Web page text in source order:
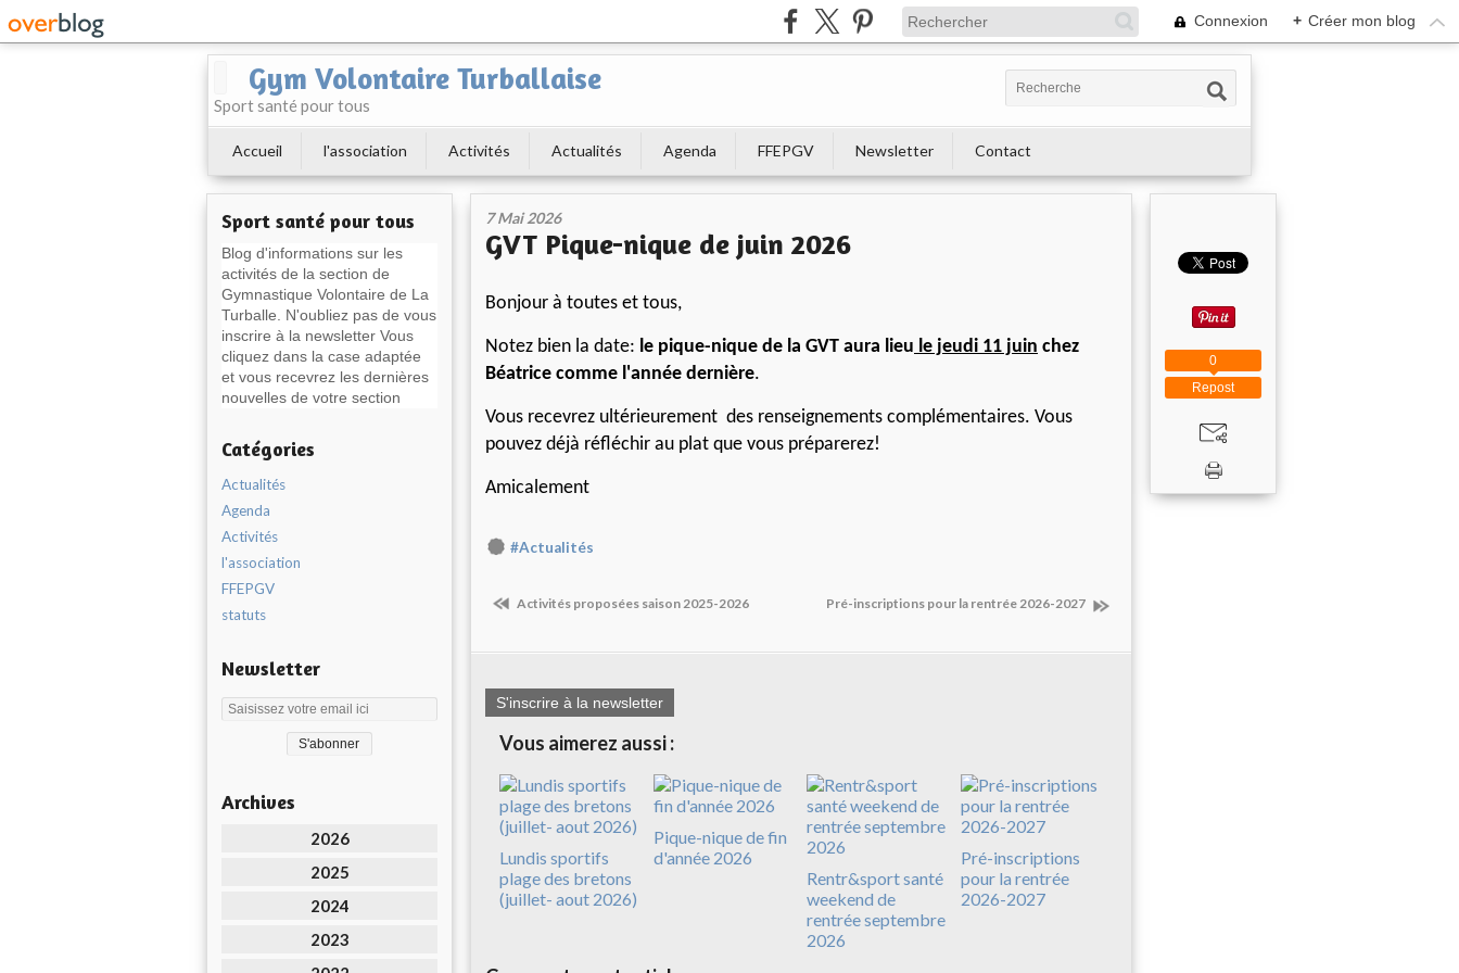
Connexion + Créer mon blog
Gym Volontaire Turballaise
Sport santé pour tous
Accueil l'association Activités Actualités Agenda FFEPGV Newsletter Contact
Sport santé pour tous
Blog d'informations sur les
activités de la section de
Gymnastique Volontaire de La
Turballe. N'oubliez pas de vous
inscrire à la newsletter Vous
cliquez dans la case adaptée
et vous recevrez les dernières
nouvelles de votre section
Catégories
Actualités
Agenda
Activités
l'association
FFEPGV
statuts
Newsletter
Archives
2026
2025
2024
2023
7 Mai 2026
GVT Pique-nique de juin 2026
Bonjour à toutes et tous,
Notez bien la date: le pique-nique de la GVT aura lieu le jeudi 11 juin chez
Béatrice comme l'année dernière.
Vous recevrez ultérieurement des renseignements complémentaires. Vous
pouvez déjà réfléchir au plat que vous préparerez!
Amicalement
#Actualités
Activités proposées saison 2025-2026 Pré-inscriptions pour la rentrée 2026-2027
S'inscrire à la newsletter
Vous aimerez aussi :
Lundis sportifs
plage des bretons
(juillet- aout 2026)
Pique-nique de fin
d'année 2026
Rentr&sport santé
weekend de
rentrée septembre
2026
Pré-inscriptions
pour la rentrée
2026-2027
Repost
0